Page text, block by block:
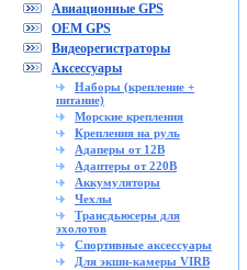
Авиационные GPS
OEM GPS
Видеорегистраторы
Аксессуары
Наборы (крепление +
питание)
Морские крепления
Крепления на руль
Адаперы от 12В
Адаптеры от 220В
Аккумуляторы
Чехлы
Трансдьюсеры для
эхолотов
Спортивные аксессуары
Для экшн-камеры VIRB